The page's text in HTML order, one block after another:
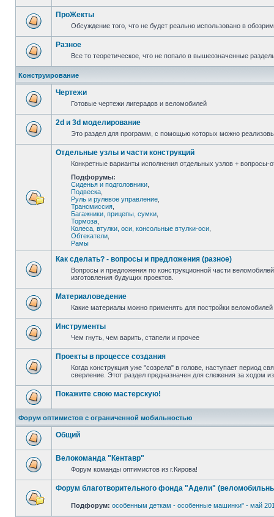
ПроЖекты
Обсуждение того, что не будет реально использовано в
Разное
Все то теоретическое, что не попало в вышеозначенные
Конструирование
Чертежи
Готовые чертежи лигерадов и веломобилей
2d и 3d моделирование
Это раздел для программ, с помощью которых можно
Отдельные узлы и части конструкций
Конкретные варианты исполнения отдельных узлов + вопросы-
Подфорумы:
Сиденья и подголовники
Подвеска
Руль и рулевое управление
Трансмиссия
Багажники, прицепы, сумки
Тормоза
Колеса, втулки, оси, консольные втулки-оси
Обтекатели
Рамы
Как сделать? - вопросы и предложения (разное)
Вопросы и предложения по конструкционной части
изготовления будущих проектов.
Материаловедение
Какие материалы можно применять для постройки
Инструменты
Чем гнуть, чем варить, стапели и прочее
Проекты в процессе создания
Когда конструкция уже "созрела" в голове, наступает период
сверление. Этот раздел предназначен для слежения за ходом
Покажите свою мастерскую!
Форум оптимистов с ограниченной мобильностью
Общий
Велокоманда "Кентавр"
Форум команды оптимистов из г.Кирова!
Форум благотворительного фонда "Адели"
Подфорум: особенным деткам - особенные машинки" - май